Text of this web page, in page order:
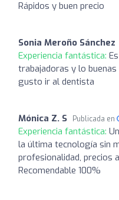
Rápidos y buen precio
Sonia Meroño Sánchez
Experiencia fantástica:
trabajadoras y lo
gusto ir al dentista
Mónica Z. S Publicada en
Experiencia fantástica:
la última tecnología sin
profesionalidad, precios
Recomendable 100%